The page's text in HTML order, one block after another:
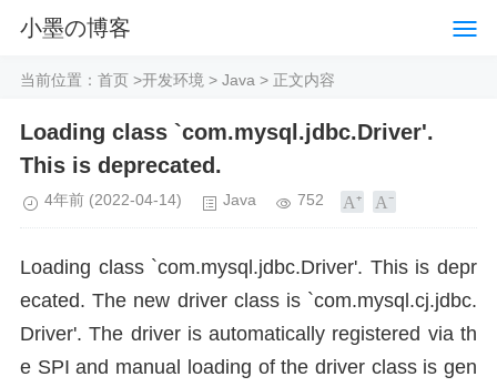
小墨の博客
当前位置： 首页 >开发环境 > Java > 正文内容
Loading class `com.mysql.jdbc.Driver'.
This is deprecated.
4年前 (2022-04-14) Java 752
Loading class `com.mysql.jdbc.Driver'. This is depr
ecated. The new driver class is `com.mysql.cj.jdbc.
Driver'. The driver is automatically registered via th
e SPI and manual loading of the driver class is gen